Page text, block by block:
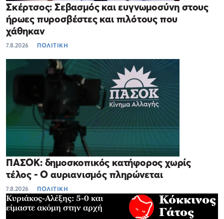
Σκέρτσος: Σεβασμός και ευγνωμοσύνη στους
ήρωες πυροσβέστες και πιλότους που
χάθηκαν
7.8.2026 ΠΟΛΙΤΙΚΗ
ΠΑΣΟΚ: δημοσκοπικός κατήφορος χωρίς
τέλος - Ο αυριανισμός πληρώνεται
7.8.2026 ΠΟΛΙΤΙΚΗ
Κυριάκος-Αλέξης: 5-0 και
είμαστε ακόμη στην αρχή
Κόκκινος
Γάτος